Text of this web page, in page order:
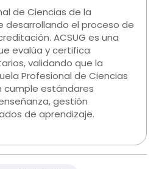
de Ciencias de la
desarrollando el proceso de
ACSUG es una
evalúa y certifica
validando que la
Profesional de Ciencias
cumple estándares
gestión
de aprendizaje.